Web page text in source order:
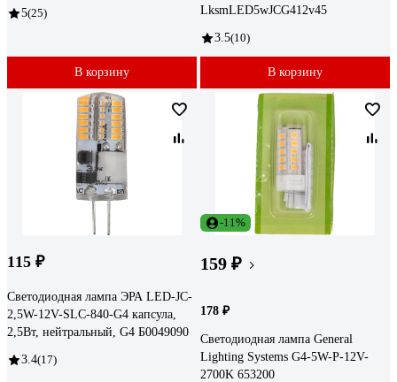
5(25)
В корзину
LksmLED5wJCG412v45
3.5(10)
В корзину
115 ₽
Светодиодная лампа ЭРА LED-JC-
2,5W-12V-SLC-840-G4 капсула,
2,5Вт, нейтральный, G4 Б0049090
3.4(17)
-11%
159 ₽
178 ₽
Светодиодная лампа General
Lighting Systems G4-5W-P-12V-
2700K 653200